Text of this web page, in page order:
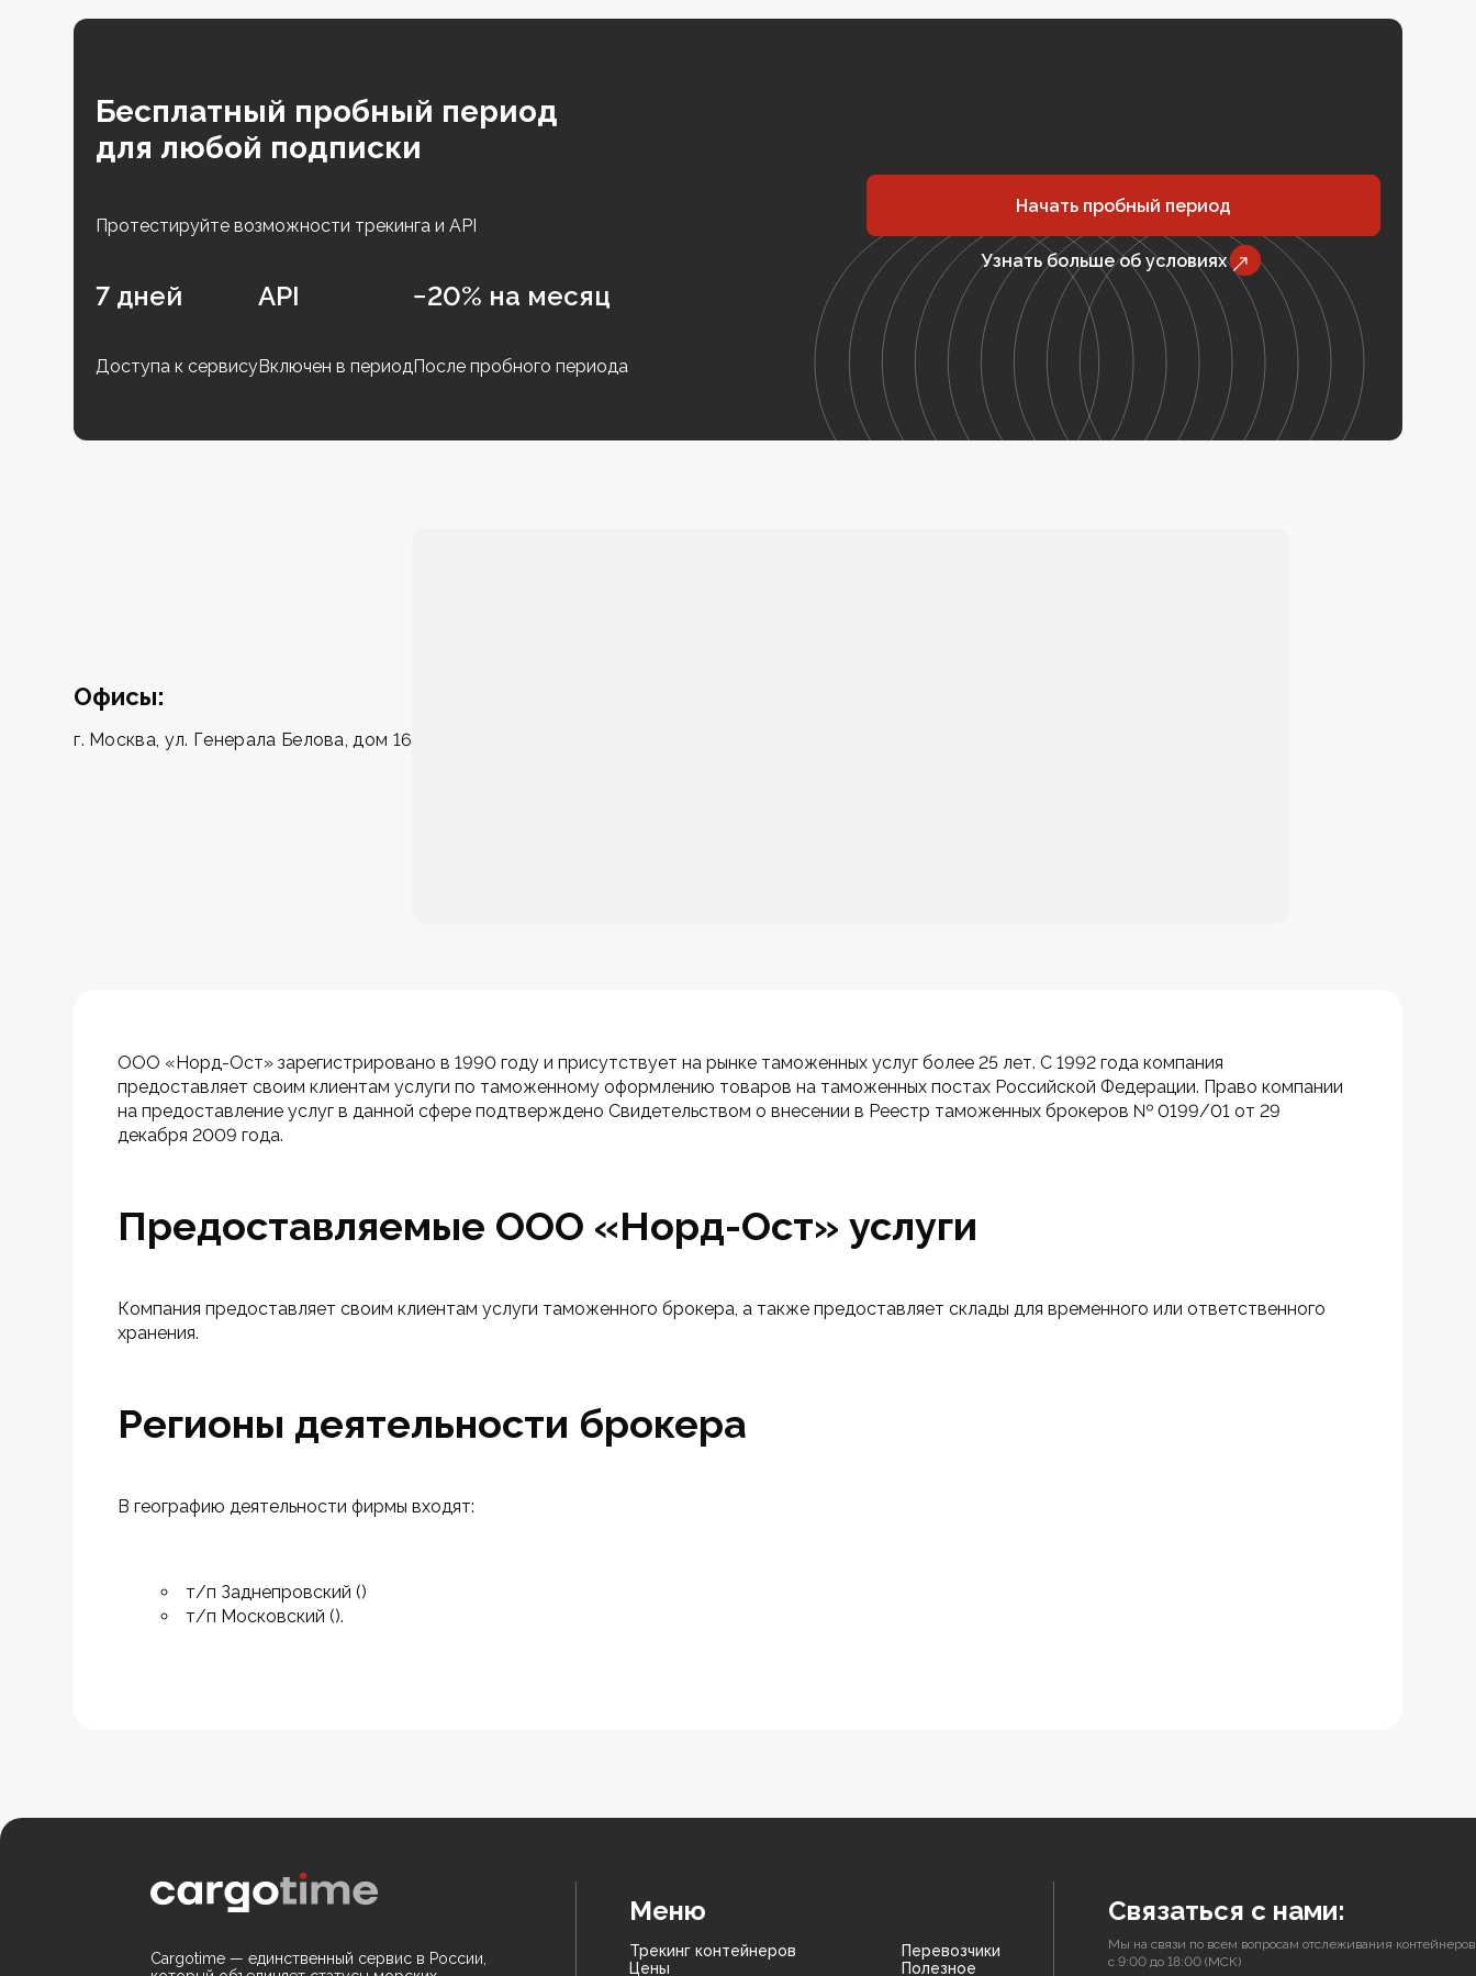
Бесплатный пробный период
для любой подписки
Протестируйте возможности трекинга и API
7 дней
Доступа к сервису
API
Включен в период
−20% на месяц
После пробного периода
Начать пробный период
Узнать больше об условиях
Офисы:
г. Москва, ул. Генерала Белова, дом 16
ООО «Норд-Ост» зарегистрировано в 1990 году и присутствует на рынке таможенных услуг более 25 лет. С 1992 года компания
предоставляет своим клиентам услуги по таможенному оформлению товаров на таможенных постах Российской Федерации. Право компании
на предоставление услуг в данной сфере подтверждено Свидетельством о внесении в Реестр таможенных брокеров № 0199/01 от 29
декабря 2009 года.
Предоставляемые ООО «Норд-Ост» услуги
Компания предоставляет своим клиентам услуги таможенного брокера, а также предоставляет склады для временного или ответственного
хранения.
Регионы деятельности брокера
В географию деятельности фирмы входят:
т/п Заднепровский ()
т/п Московский ().
Cargotime — единственный сервис в России,
Меню
Трекинг контейнеров
Цены
Перевозчики
Полезное
Связаться с нами:
Мы на связи по всем вопросам отслеживания контейнеров
с 9:00 до 18:00 (МСК)